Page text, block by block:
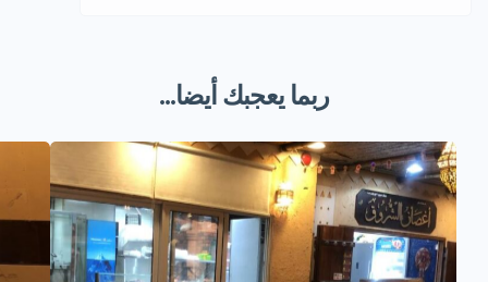
ربما يعجبك أيضا...